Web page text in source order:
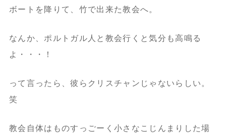
ボートを降りて、竹で出来た教会へ。
なんか、ポルトガル人と教会行くと気分も高鳴る
よ・・・！
って言ったら、彼らクリスチャンじゃないらしい。
笑
教会自体はものすっごーく小さなこじんまりした場